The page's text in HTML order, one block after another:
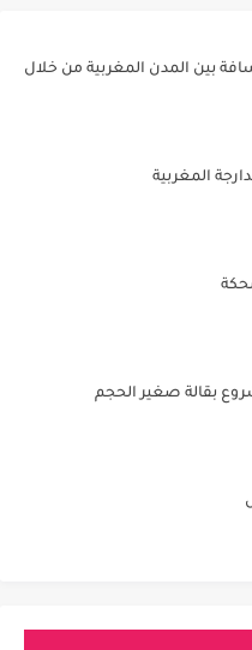
بين المدن المغربية من خلال
المغربية
بقالة صغير الحجم